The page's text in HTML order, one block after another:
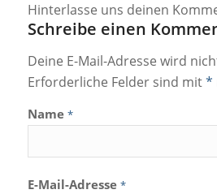
Hinterlasse uns deinen
Schreibe einen
Deine E-Mail-Adresse wird
Erforderliche Felder sind mit*
Name *
E-Mail-Adresse *